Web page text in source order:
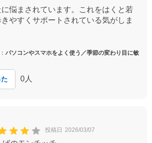
悩まされています。これをはくと若
やすくサポートされている気がしま
パソコンやスマホをよく使う／季節の変わり目に敏
0 人
投稿日 2026/03/07